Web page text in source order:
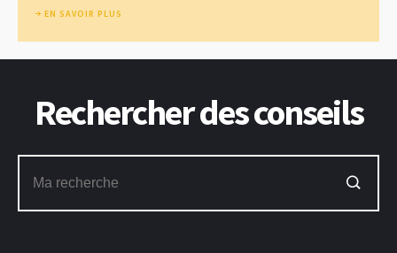
EN SAVOIR PLUS
Rechercher des conseils